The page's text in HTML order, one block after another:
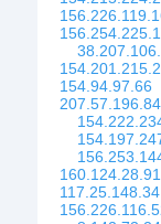
154.94.97.66
207.57.196.84
160.124.28.91
117.25.148.34